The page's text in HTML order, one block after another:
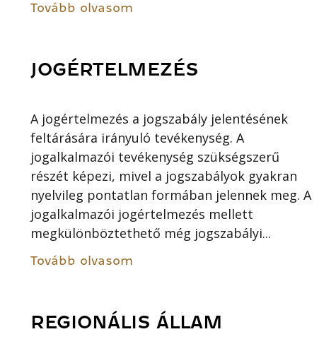
Tovább olvasom
JOGÉRTELMEZÉS
A jogértelmezés a jogszabály jelentésének
feltárására irányuló tevékenység. A
jogalkalmazói tevékenység szükségszerű
részét képezi, mivel a jogszabályok gyakran
nyelvileg pontatlan formában jelennek meg. A
jogalkalmazói jogértelmezés mellett
megkülönböztethető még jogszabályi...
Tovább olvasom
REGIONÁLIS ÁLLAM